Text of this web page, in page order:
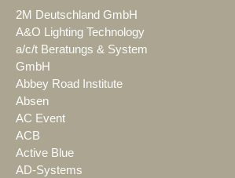
2M Deutschland GmbH
A&O Lighting Technology
a/c/t Beratungs & System
GmbH
Abbey Road Institute
Absen
AC Event
ACB
Active Blue
AD-Systems